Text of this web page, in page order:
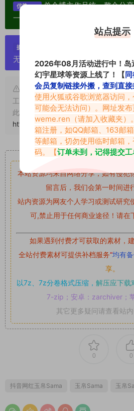
优势：
单个博主作品统一整合分
一归档方便收藏！
提示：
严禁搬运资源链接，一经
无露点、需求请绕道，关闭本站网页
申明：本文资源均来源网友分享，
工单处理。
此外本文章皆属于原创文章，转载请注
https://www.vmiba.com/434.html
重要声明
本站资源均来自网络分享，如有侵犯
留言后，我们会第一时间进
站内资源为网友个人学习或测试研究
可,禁止用于任何商业途径！请在
如果遇到付费才可获取的素材，
全站付费素材可提供补档服务“均有
享。
以7z、7z分卷格式压缩， 解压应下载
7-zip；安卓：zarchiver；
其它更多疑问请查看站内
0 0
抖音网红玉帛Sama 玉帛Sama 玉帛
站点提示
2026年08月活动进行中！岛
幻宇星球等资源上线了！【
会员复制链接外搬，查到直接
使用火狐或谷歌浏览器访问
可能会无法访问）。网址发布
weme.ren （请加入收藏夹
箱注册，如QQ邮箱、163邮
等邮箱，切勿使用临时邮箱
码。【订单未到，记得提交